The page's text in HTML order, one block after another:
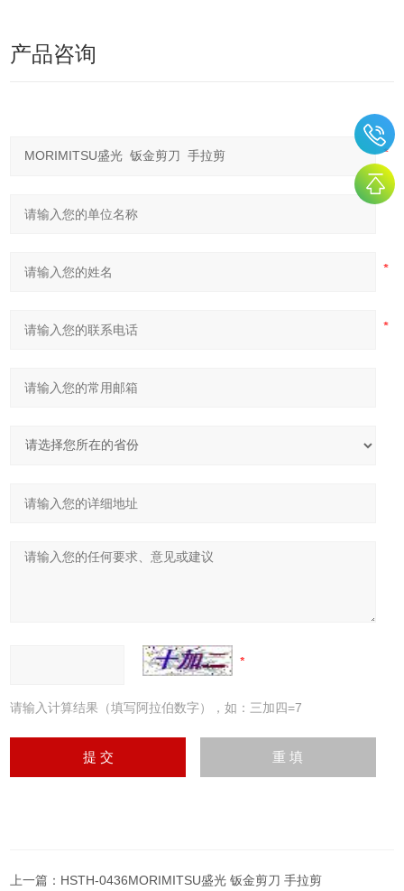
产品咨询
请输入计算结果（填写阿拉伯数字），如：三加四=7
上一篇： HSTH-0436MORIMITSU盛光 钣金剪刀 手拉剪